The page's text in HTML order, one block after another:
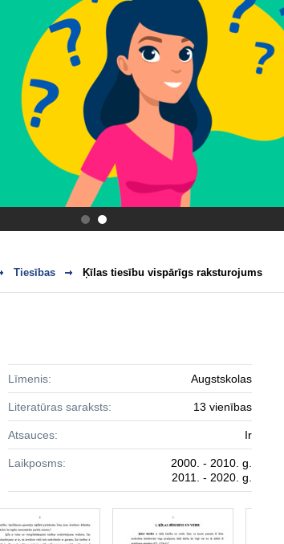
.
Tiesības Ķīlas tiesību vispārīgs raksturojums
Līmenis: Augstskolas
Literatūras saraksts: 13 vienības
Atsauces: Ir
Laikposms:
2000. - 2010. g.
2011. - 2020. g.